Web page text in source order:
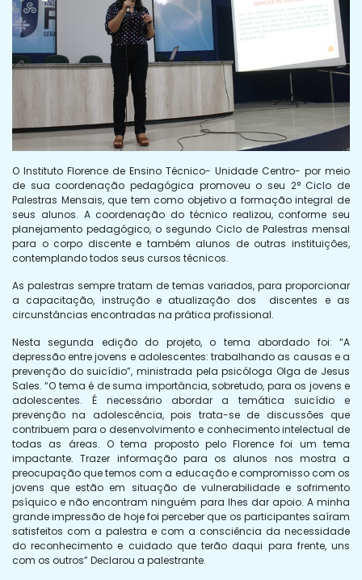
O Instituto Florence de Ensino Técnico- Unidade Centro- por meio
de sua coordenação pedagógica promoveu o seu 2° Ciclo de
Palestras Mensais, que tem como objetivo a formação integral de
seus alunos. A coordenação do técnico realizou, conforme seu
planejamento pedagógico, o segundo Ciclo de Palestras mensal
para o corpo discente e também alunos de outras instituições,
contemplando todos seus cursos técnicos.
As palestras sempre tratam de temas variados, para proporcionar
a capacitação, instrução e atualização dos discentes e as
circunstâncias encontradas na prática profissional.
Nesta segunda edição do projeto, o tema abordado foi: “A
depressão entre jovens e adolescentes: trabalhando as causas e a
prevenção do suicídio”, ministrada pela psicóloga Olga de Jesus
Sales. “O tema é de suma importância, sobretudo, para os jovens e
adolescentes. É necessário abordar a temática suicídio e
prevenção na adolescência, pois trata-se de discussões que
contribuem para o desenvolvimento e conhecimento intelectual de
todas as áreas. O tema proposto pelo Florence foi um tema
impactante. Trazer informação para os alunos nos mostra a
preocupação que temos com a educação e compromisso com os
jovens que estão em situação de vulnerabilidade e sofrimento
psíquico e não encontram ninguém para lhes dar apoio. A minha
grande impressão de hoje foi perceber que os participantes saíram
satisfeitos com a palestra e com a consciência da necessidade
do reconhecimento e cuidado que terão daqui para frente, uns
com os outros” Declarou a palestrante.